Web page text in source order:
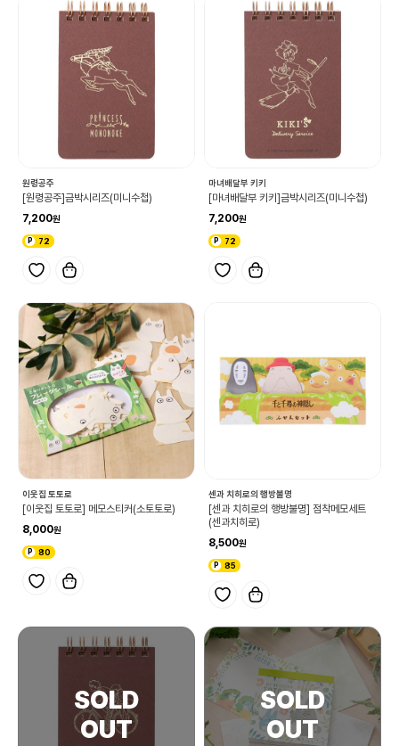
원령공주
[원령공주]금박시리즈(미니수첩)
7,200
72
마녀배달부 키키
[마녀배달부 키키]금박시리즈(미니수첩)
7,200
72
이웃집 토토로
[이웃집 토토로] 메모스티커(소토토로)
8,000
80
센과 치히로의 행방불명
[센과 치히로의 행방불명] 점착메모세트
(센과치히로)
8,500
85